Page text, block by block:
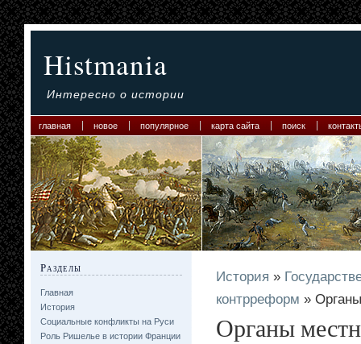
Histmania
Интересно о истории
главная новое популярное карта сайта поиск
Разделы
Главная
История
Социальные конфликты на Руси
Роль Ришелье в истории Франции
История »
контрреформ »
Органы